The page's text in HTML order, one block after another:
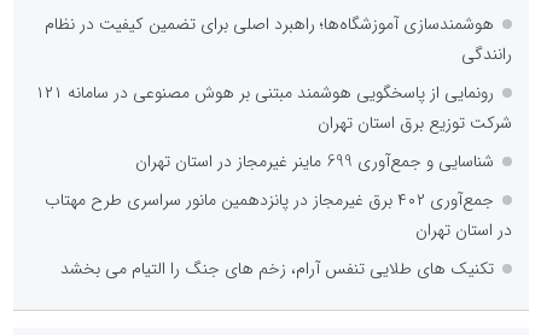
هوشمندسازی آموزشگاه‌ها؛ راهبرد اصلی برای تضمین کیفیت در نظام
رانندگی
رونمایی از پاسخگویی هوشمند مبتنی بر هوش مصنوعی در سامانه ۱۲۱
شرکت توزیع برق استان تهران
شناسایی و جمع‌آوری 699 ماینر غیرمجاز در استان تهران
جمع‌آوری ۴۰۲ برق غیرمجاز در پانزدهمین مانور سراسری طرح مهتاب
در استان تهران
تکنیک های طلایی تنفس آرام، زخم های جنگ را التیام می بخشد